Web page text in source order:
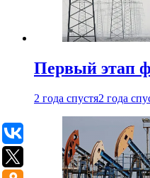
Первый этап
2 года спустя2 года